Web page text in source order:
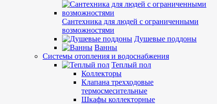
Сантехника для людей с ограниченными
возможностями
Душевые поддоны
Ванны
Системы отопления и водоснабжения
Теплый пол
Коллекторы
Клапана трехходовые
термосмесительные
Шкафы коллекторные